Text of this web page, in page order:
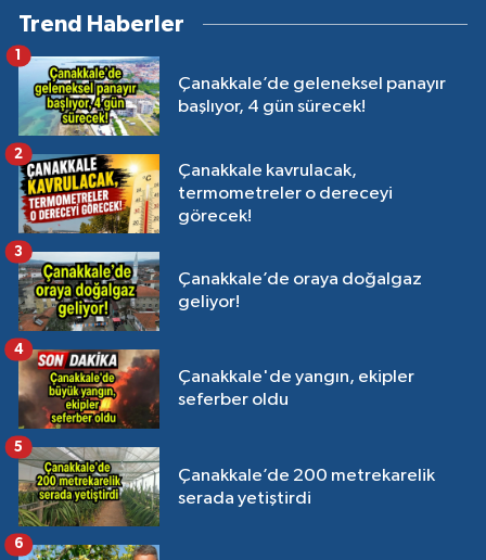
Trend Haberler
Çanakkale’de geleneksel panayır
başlıyor, 4 gün sürecek!
1
Çanakkale kavrulacak,
termometreler o dereceyi
görecek!
2
Çanakkale’de oraya doğalgaz
geliyor!
3
Çanakkale'de yangın, ekipler
seferber oldu
4
Çanakkale’de 200 metrekarelik
serada yetiştirdi
5
6